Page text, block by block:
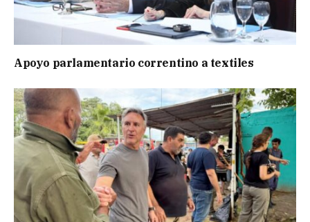
Apoyo parlamentario correntino a textiles